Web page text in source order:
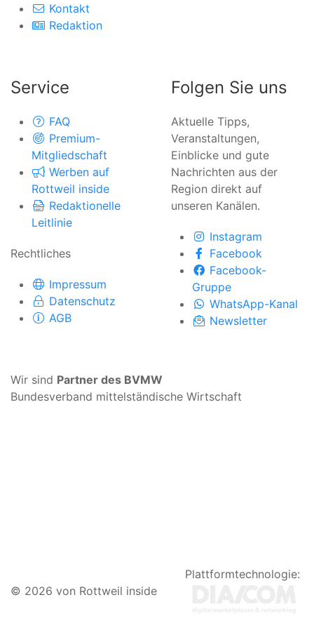
Kontakt
Redaktion
Service
FAQ
Premium-
Mitgliedschaft
Werben auf
Rottweil inside
Redaktionelle
Leitlinie
Rechtliches
Impressum
Datenschutz
AGB
Folgen Sie uns
Aktuelle Tipps,
Veranstaltungen,
Einblicke und gute
Nachrichten aus der
Region direkt auf
unseren Kanälen.
Instagram
Facebook
Facebook-
Gruppe
WhatsApp-Kanal
Newsletter
Wir sind Partner des BVMW
Bundesverband mittelständische Wirtschaft
© 2026 von Rottweil inside
Plattformtechnologie: